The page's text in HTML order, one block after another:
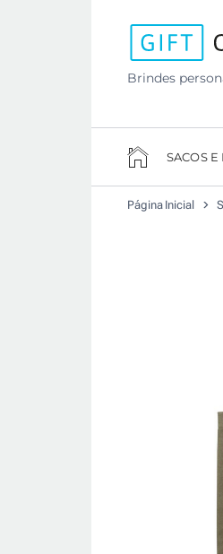
Brindes
SACOS
Página Inicial